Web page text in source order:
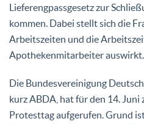
Lieferengpassgesetz zur
kommen. Dabei stellt sich die
Arbeitszeiten und die
Apothekenmitarbeiter auswirkt.
Die Bundesvereinigung
kurz ABDA, hat für den 14. Juni
Protesttag aufgerufen. Grund